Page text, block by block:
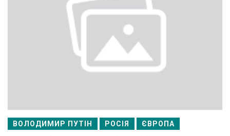
ВОЛОДИМИР ПУТІН РОСІЯ ЄВРОПА